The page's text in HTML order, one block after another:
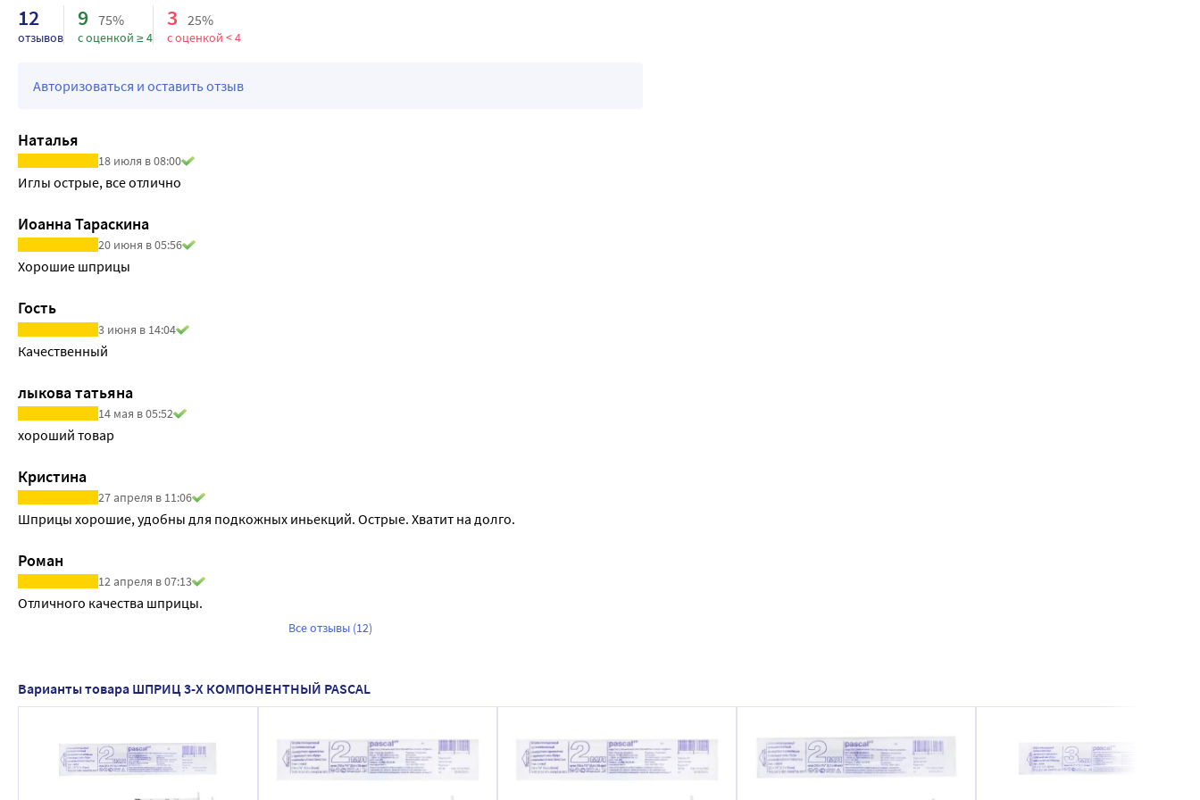
12
отзывов
9 75%
с оценкой ≥ 4
3 25%
с оценкой < 4
Авторизоваться и оставить отзыв
Наталья
18 июля в 08:00
Иглы острые, все отлично
Иоанна Тараскина
20 июня в 05:56
Хорошие шприцы
Гость
3 июня в 14:04
Качественный
лыкова татьяна
14 мая в 05:52
хороший товар
Кристина
27 апреля в 11:06
Шприцы хорошие, удобны для подкожных иньекций. Острые. Хватит на долго.
Роман
12 апреля в 07:13
Отличного качества шприцы.
Все отзывы (12)
Варианты товара ШПРИЦ 3-Х КОМПОНЕНТНЫЙ PASCAL